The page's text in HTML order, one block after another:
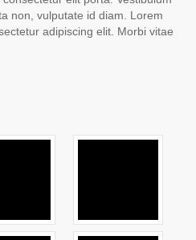
non, vulputate id diam. Lorem
adipiscing elit. Morbi vitae